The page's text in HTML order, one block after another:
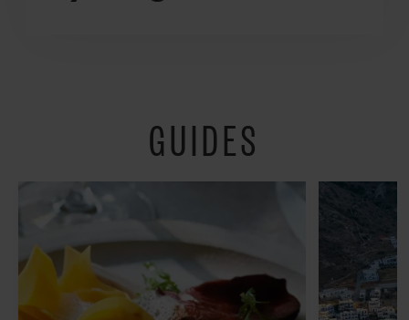
fredeligt”
GUIDES